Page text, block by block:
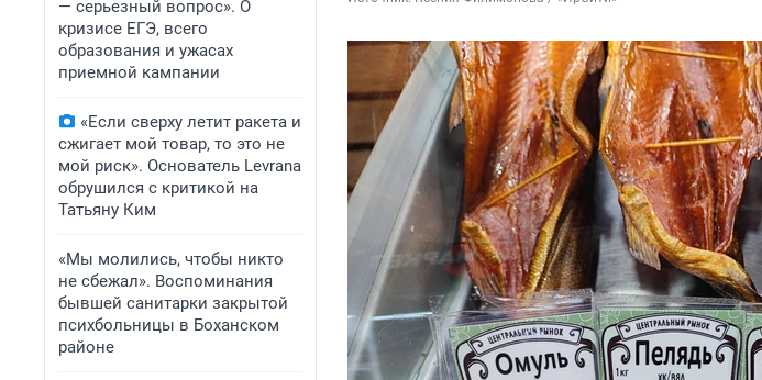
— серьезный вопрос». О
кризисе ЕГЭ, всего
образования и ужасах
приемной кампании
«Если сверху летит ракета и
сжигает мой товар, то это не
мой риск». Основатель Levrana
обрушился с критикой на
Татьяну Ким
«Мы молились, чтобы никто
не сбежал». Воспоминания
бывшей санитарки закрытой
психбольницы в Боханском
районе